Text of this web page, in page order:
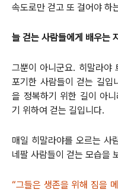
속도로만 걷고 또 걸어야 하
늘 걷는 사람들에게 배우는
그뿐이 아니군요. 히말라야
포기한 사람들이 걷는 길입
을 정복하기 위한 길이 아
기 위하여 걷는 길입니다.
매일 히말라야를 오르는 사
네팔 사람들이 걷는 모습을
“그들은 생존을 위해 짐을